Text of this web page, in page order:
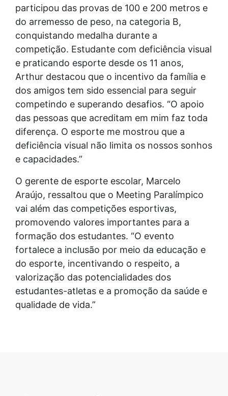
participou das provas de 100 e 200 metros e
do arremesso de peso, na categoria B,
conquistando medalha durante a
competição. Estudante com deficiência visual
e praticando esporte desde os 11 anos,
Arthur destacou que o incentivo da família e
dos amigos tem sido essencial para seguir
competindo e superando desafios. “O apoio
das pessoas que acreditam em mim faz toda
diferença. O esporte me mostrou que a
deficiência visual não limita os nossos sonhos
e capacidades.”
O gerente de esporte escolar, Marcelo
Araújo, ressaltou que o Meeting Paralímpico
vai além das competições esportivas,
promovendo valores importantes para a
formação dos estudantes. “O evento
fortalece a inclusão por meio da educação e
do esporte, incentivando o respeito, a
valorização das potencialidades dos
estudantes-atletas e a promoção da saúde e
qualidade de vida.”